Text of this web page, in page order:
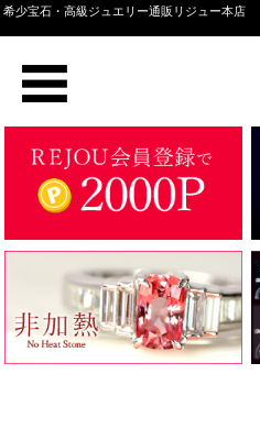
希少宝石・高級ジュエリー通販リジュー本店